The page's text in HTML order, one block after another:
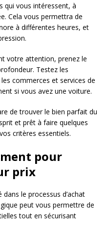
qui vous intéressent, à
Cela vous permettra de
à différentes heures, et
votre attention, prenez le
Testez les
commerces et services de
si vous avez une voiture.
de trouver le bien parfait du
et prêt à faire quelques
critères essentiels.
pour
prix
le processus d’achat
peut vous permettre de
tout en sécurisant